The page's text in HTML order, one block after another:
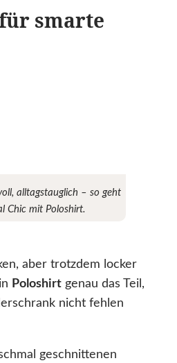
smarte
alltagstauglich – so geht
Chic mit Poloshirt.
aber trotzdem locker
Poloshirt genau das Teil,
nicht fehlen
geschnittenen